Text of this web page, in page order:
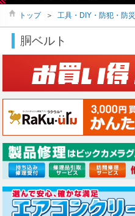
トップ ＞ 工具・DIY・防犯・防災
胴ベルト